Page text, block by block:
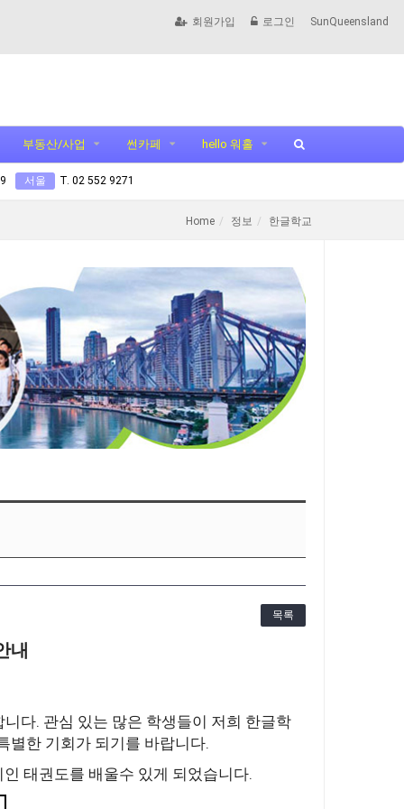
회원가입 로그인 SunQueensland
부동산/사업 썬카페 hello 워홀
서울 T. 02 552 9271
Home 정보 한글학교
목록
내
니다. 관심 있는 많은 학생들이 저희 한글학
별한 기회가 되기를 바랍니다.
태권도를 배울수 있게 되었습니다.